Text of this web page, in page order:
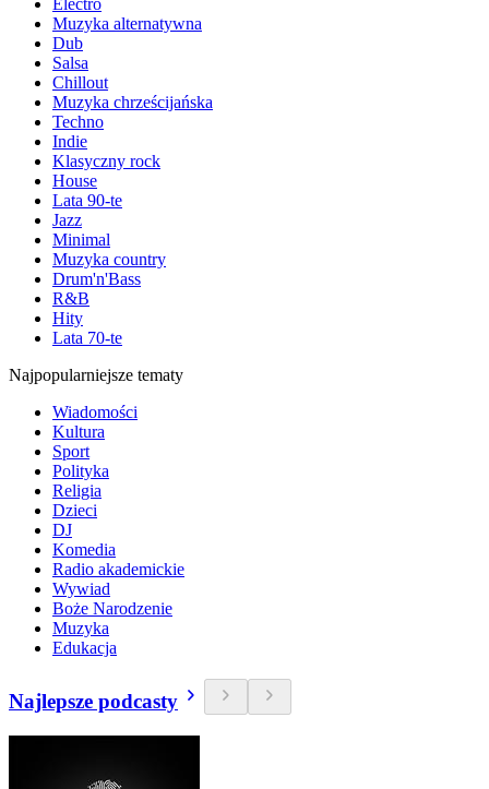
Electro
Muzyka alternatywna
Dub
Salsa
Chillout
Muzyka chrześcijańska
Techno
Indie
Klasyczny rock
House
Lata 90-te
Jazz
Minimal
Muzyka country
Drum'n'Bass
R&B
Hity
Lata 70-te
Najpopularniejsze tematy
Wiadomości
Kultura
Sport
Polityka
Religia
Dzieci
DJ
Komedia
Radio akademickie
Wywiad
Boże Narodzenie
Muzyka
Edukacja
Najlepsze podcasty